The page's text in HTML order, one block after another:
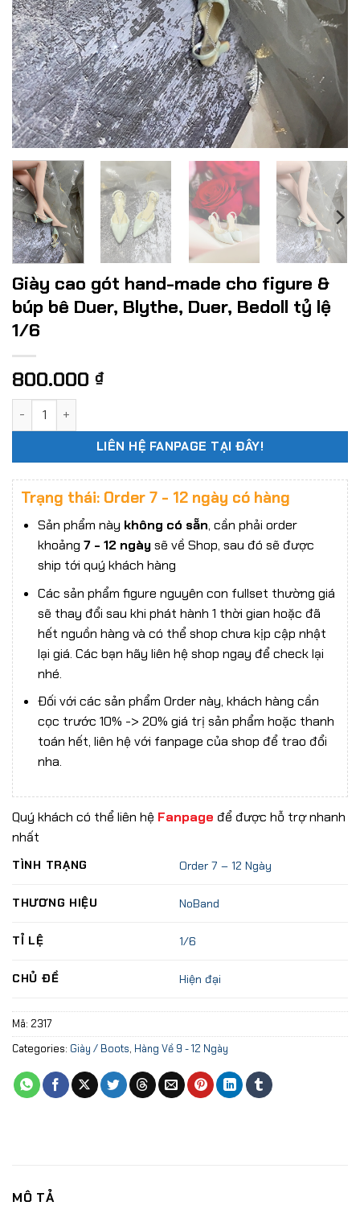
Giày cao gót hand-made cho figure &
búp bê Duer, Blythe, Duer, Bedoll tỷ lệ
1/6
800.000 ₫
Giày cao gót hand-made cho figure & búp bê Duer, Blythe,
LIÊN HỆ FANPAGE TẠI ĐÂY!
Trạng thái: Order 7 - 12 ngày có hàng
Sản phẩm này không có sẵn, cần phải order
khoảng 7 - 12 ngàysẽ về Shop, sau đó sẽ được
ship tới quý khách hàng
Các sản phẩm figure nguyên con fullset thường giá
sẽ thay đổi sau khi phát hành 1 thời gian hoặc đã
hết nguồn hàng và có thể shop chưa kịp cập nhật
lại giá. Các bạn hãy liên hệ shop ngay để check lại
nhé.
Đối với các sản phẩm Order này, khách hàng cần
cọc trước 10% -> 20% giá trị sản phẩm hoặc thanh
toán hết, liên hệ với fanpage của shop để trao đổi
nha.
Quý khách có thể liên hệ Fanpage để được hỗ trợ nhanh
nhất
TÌNH TRẠNG Order 7 – 12 Ngày
THƯƠNG HIỆU NoBand
TỈ LỆ 1/6
CHỦ ĐỀ Hiện đại
Mã: 2317
Categories: Giày / Boots, Hàng Về 9 - 12 Ngày
MÔ TẢ